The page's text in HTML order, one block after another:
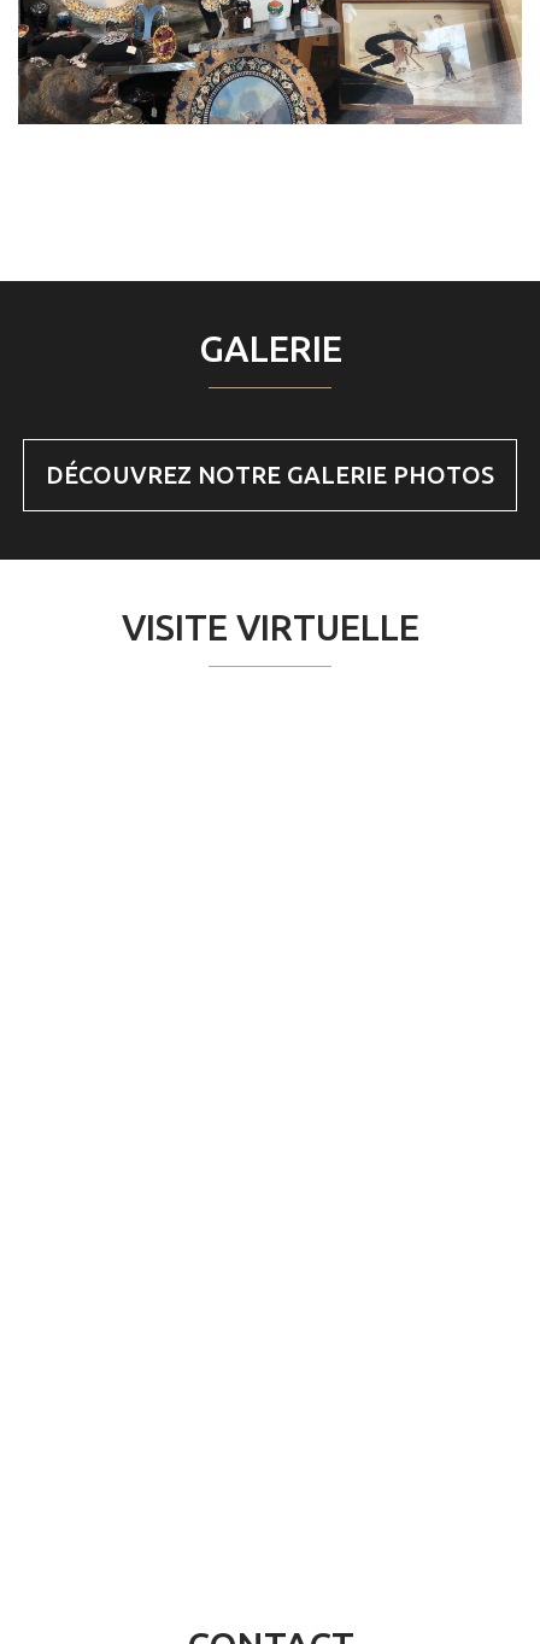
GALERIE
DÉCOUVREZ NOTRE GALERIE PHOTOS
VISITE VIRTUELLE